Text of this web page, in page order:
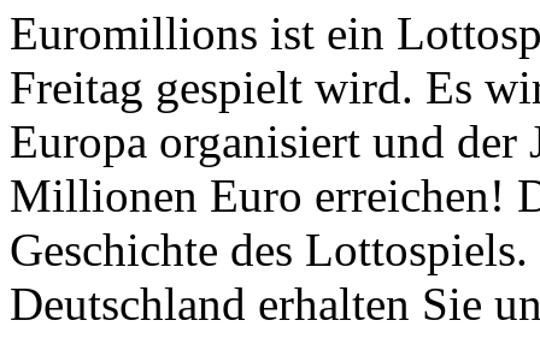
Euromillions ist ein
Freitag gespielt wird. Es
Europa organisiert und der
Millionen Euro erreichen!
Geschichte des
Deutschland erhalten Sie